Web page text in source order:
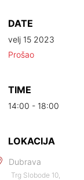
DATE
velj 15 2023
Prošao
TIME
14:00 - 18:00
LOKACIJA
Dubrava
Trg Slobode 10,